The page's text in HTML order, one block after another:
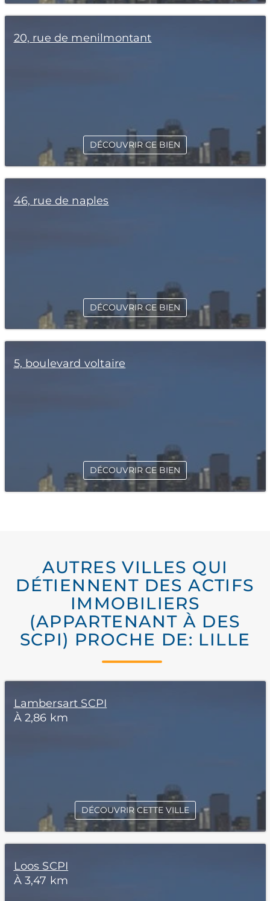
20, rue de menilmontant
DÉCOUVRIR CE BIEN
46, rue de naples
DÉCOUVRIR CE BIEN
5, boulevard voltaire
DÉCOUVRIR CE BIEN
AUTRES VILLES QUI
DÉTIENNENT DES ACTIFS
IMMOBILIERS
(APPARTENANT À DES
SCPI) PROCHE DE: LILLE
Lambersart SCPI
À 2,86 km
DÉCOUVRIR CETTE VILLE
Loos SCPI
À 3,47 km